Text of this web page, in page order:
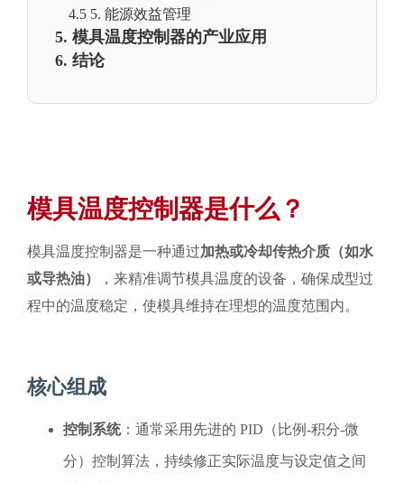
4.5 5. 能源效益管理
5. 模具温度控制器的产业应用
6. 结论
模具温度控制器是什么？
模具温度控制器是一种通过加热或冷却传热介质（如水
或导热油）
，来精准调节模具温度的设备，确保成型过
程中的温度稳定，使模具维持在理想的温度范围内。
核心组成
控制系统：通常采用先进的 PID（比例-积分-微
分）控制算法，持续修正实际温度与设定值之间